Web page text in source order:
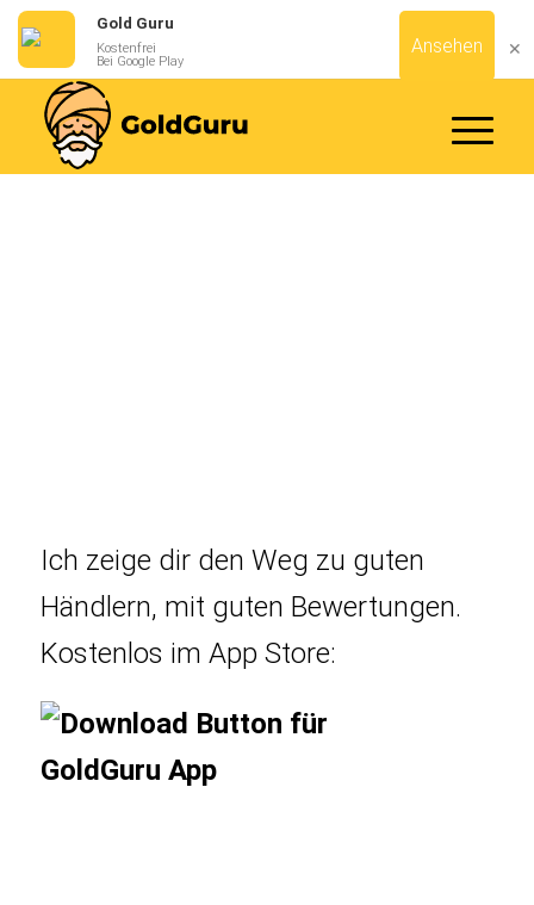
Ich zeige dir den Weg zu guten
Händlern, mit guten Bewertungen.
Kostenlos im App Store:
✕
Gold Guru
Kostenfrei
Bei Google Play
Ansehen